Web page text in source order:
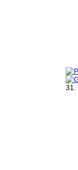
31.